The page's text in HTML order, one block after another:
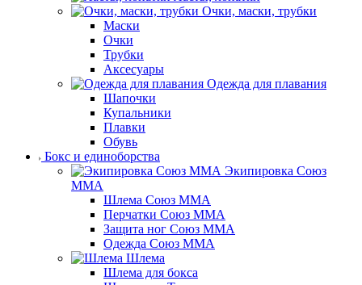
Очки, маски, трубки
Маски
Очки
Трубки
Аксесуары
Одежда для плавания
Шапочки
Купальники
Плавки
Обувь
Бокс и единоборства
Экипировка Союз
ММА
Шлема Союз ММА
Перчатки Союз ММА
Защита ног Союз ММА
Одежда Союз ММА
Шлема
Шлема для бокса